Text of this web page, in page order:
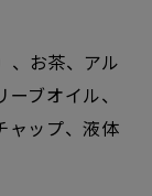
、お茶、アル
ブオイル、
ャップ、液体